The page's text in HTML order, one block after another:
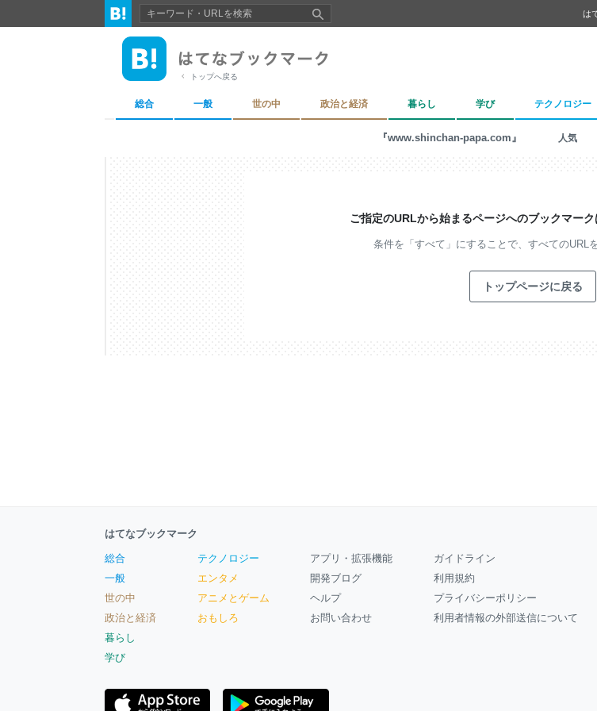
は
トップへ戻る
総合 一般 世の中 政治と経済 暮らし 学び テクノロジー
『www.shinchan-papa.com』 人気
ご指定のURLから始まるページへのブックマー
条件を「すべて」にすることで、 すべてのURL
トップページに戻る
はてなブックマーク
総合
一般
世の中
政治と経済
暮らし
学び
テクノロジー
エンタメ
アニメとゲーム
おもしろ
アプリ・拡張機能
開発ブログ
ヘルプ
お問い合わせ
ガイドライン
利用規約
プライバシーポリシー
利用者情報の外部送信について